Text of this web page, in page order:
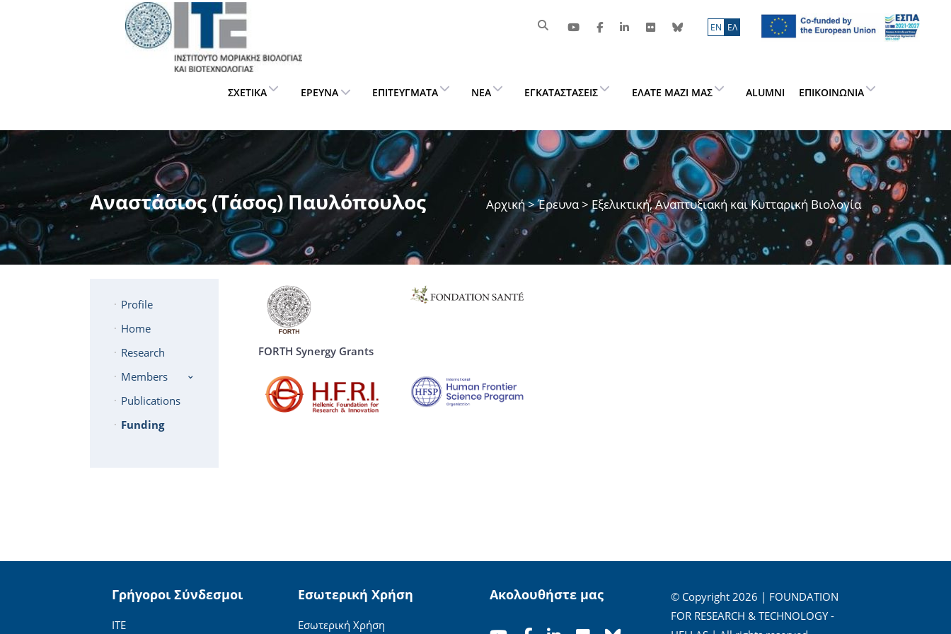
ΕN ΕΛ
ΣΧΕΤΙΚΆ ΈΡΕΥΝΑ ΕΠΙΤΕΎΓΜΑΤΑ ΝΈΑ ΕΓΚΑΤΑΣΤΆΣΕΙΣ ΕΛΆΤΕ ΜΑΖΊ ΜΑΣ ALUMNI ΕΠΙΚΟΙΝΩΝΊΑ
Αναστάσιος (Τάσος) Παυλόπουλος Αρχική>Έρευνα> Εξελικτική, Αναπτυξιακή και Κυτταρική Βιολογία
Profile
Home
Research
Members
Publications
Funding
FORTH Synergy Grants
Γρήγοροι Σύνδεσμοι
ΙΤΕ
Εσωτερική Χρήση
Εσωτερική Χρήση
Ακολουθήστε μας
© Copyright 2026 | FOUNDATION
FOR RESEARCH & TECHNOLOGY -